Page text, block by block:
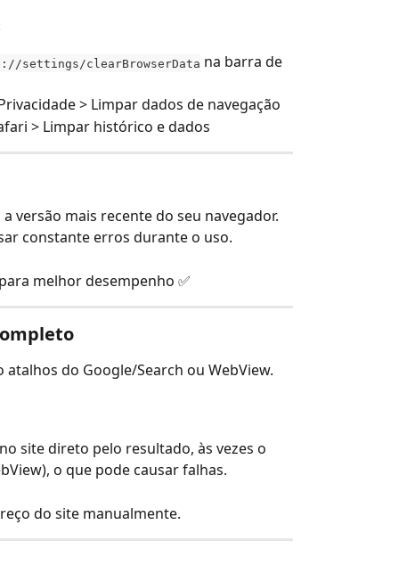
settings/clearBrowserData na barra de
> Limpar dados de navegação
> Limpar histórico e dados
versão mais recente do seu navegador.
constante erros durante o uso.
para melhor desempenho ✅
do Google/Search ou WebView.
site direto pelo resultado, às vezes o
o que pode causar falhas.
do site manualmente.